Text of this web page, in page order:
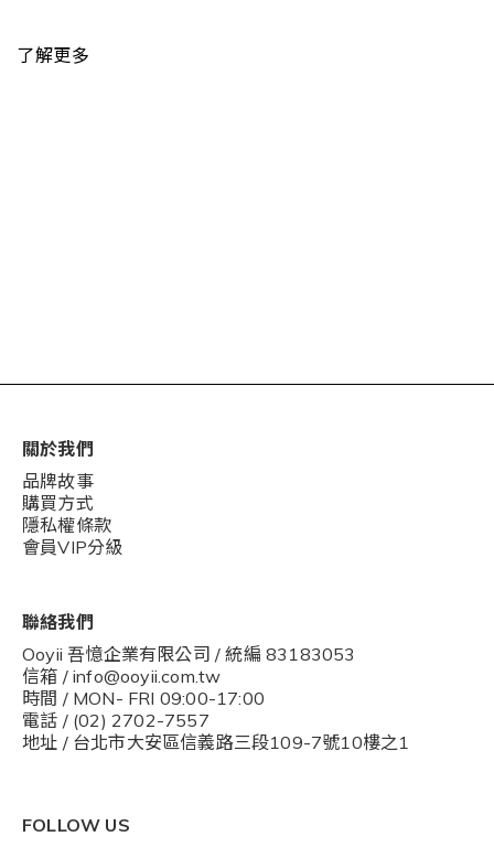
了解更多
關於我們
品牌故事
購買方式
隱私權條款
會員VIP分級
聯絡我們
Ooyii 吾憶企業有限公司 / 統編 83183053
信箱 / info@ooyii.com.tw
時間 / MON- FRI 09:00-17:00
電話 / (02) 2702-7557
地址 / 台北市大安區信義路三段109-7號10樓之1
FOLLOW US